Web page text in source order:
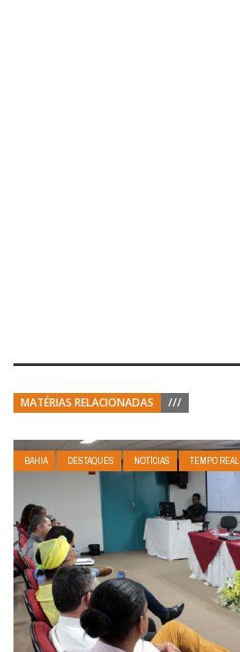
MATÉRIAS RELACIONADAS ///
BAHIA DESTAQUES NOTÍCIAS TEMPO REAL